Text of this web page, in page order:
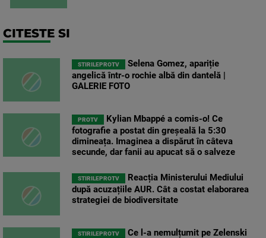
CITESTE SI
STIRILEPROTV
Selena Gomez, apariție
angelică într-o rochie albă din dantelă |
GALERIE FOTO
PROTV
Kylian Mbappé a comis-o! Ce
fotografie a postat din greșeală la 5:30
dimineața. Imaginea a dispărut în câteva
secunde, dar fanii au apucat să o salveze
STIRILEPROTV
Reacția Ministerului Mediului
după acuzațiile AUR. Cât a costat elaborarea
strategiei de biodiversitate
STIRILEPROTV
Ce l-a nemulțumit pe Zelenski